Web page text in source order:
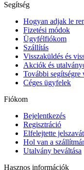
Segítség
Hogyan adjak le
Fizetési módok
Ügyfélfiókom
Szállítás
Visszaküldés és
Akciók és
További segítségre
Céges ügyfelek
Fiókom
Bejelentkezés
Regisztráció
Elfelejtette
Hol van a
Utalvány beváltása
Hasznos információk